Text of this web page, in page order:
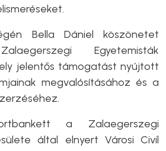
Bella Dániel köszönetet
Egyetemisták
jelentős támogatást nyújtott
megvalósításához és a
a Zalaegerszegi
által elnyert Városi Civil